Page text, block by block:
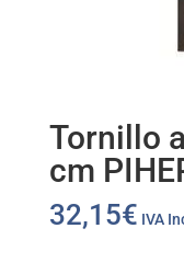
Tornillo
cm
32,15€ IVA